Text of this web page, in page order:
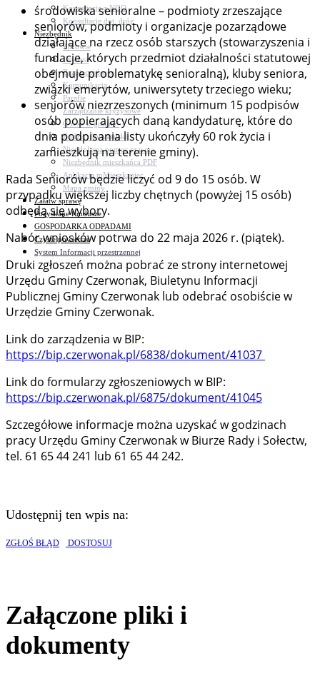
Konsultacje z NGO
Konsultacje dot. dróg
Niezbędnik
Zdrowie
Oświata
Bezpieczeństwo
Komunikacja
Parafie
Zarządzanie kryzysowe
C.ześć w gminie!
Budżet obywatelski
Nieodpłatna pomoc prawna
Niezbędnik mieszkańca PDF
Aplikacja mMieszkaniec
Mapa gminy
Załatw sprawę
Pozyskane fundusze
GOSPODARKA ODPADAMI
Czyste powietrze
System Informacji przestrzennej
środowiska senioralne – podmioty zrzeszające
seniorów, podmioty i organizacje pozarządowe
działające na rzecz osób starszych (stowarzyszenia i
fundacje, których przedmiot działalności statutowej
obejmuje problematykę senioralną), kluby seniora,
związki emerytów, uniwersytety trzeciego wieku;
seniorów niezrzeszonych (minimum 15 podpisów
osób popierających daną kandydaturę, które do
dnia podpisania listy ukończyły 60 rok życia i
zamieszkują na terenie gminy).
Rada Seniorów będzie liczyć od 9 do 15 osób. W
przypadku większej liczby chętnych (powyżej 15 osób)
odbędą się wybory.
Nabór wniosków potrwa do 22 maja 2026 r. (piątek).
Druki zgłoszeń można pobrać ze strony internetowej
Urzędu Gminy Czerwonak, Biuletynu Informacji
Publicznej Gminy Czerwonak lub odebrać osobiście w
Urzędzie Gminy Czerwonak.
Link do zarządzenia w BIP:
https://bip.czerwonak.pl/6838/dokument/41037
Link do formularzy zgłoszeniowych w BIP:
https://bip.czerwonak.pl/6875/dokument/41045
Szczegółowe informacje można uzyskać w godzinach
pracy Urzędu Gminy Czerwonak w Biurze Rady i Sołectw,
tel. 61 65 44 241 lub 61 65 44 242.
Udostępnij ten wpis na:
ZGŁOŚ BŁĄD DOSTOSUJ
Załączone pliki i
dokumenty